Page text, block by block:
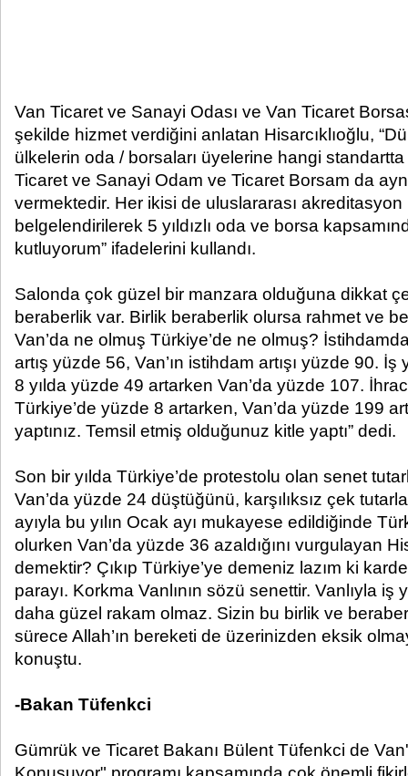
Van Ticaret ve Sanayi Odası ve Van Ticaret
şekilde hizmet verdiğini anlatan Hisarcıklıoğlu,
ülkelerin oda / borsaları üyelerine hangi
Ticaret ve Sanayi Odam ve Ticaret Borsam da
vermektedir. Her ikisi de uluslararası akreditasyon
belgelendirilerek 5 yıldızlı oda ve borsa
kutluyorum” ifadelerini kullandı.
Salonda çok güzel bir manzara olduğuna dikkat
beraberlik var. Birlik beraberlik olursa rahmet ve
Van’da ne olmuş Türkiye’de ne olmuş?
artış yüzde 56, Van’ın istihdam artışı yüzde 90. İş
8 yılda yüzde 49 artarken Van’da yüzde 107.
Türkiye’de yüzde 8 artarken, Van’da yüzde 199
yaptınız. Temsil etmiş olduğunuz kitle yaptı” dedi.
Son bir yılda Türkiye’de protestolu olan senet
Van’da yüzde 24 düştüğünü, karşılıksız çek
ayıyla bu yılın Ocak ayı mukayese edildiğinde
olurken Van’da yüzde 36 azaldığını vurgulayan
demektir? Çıkıp Türkiye’ye demeniz lazım ki
parayı. Korkma Vanlının sözü senettir. Vanlıyla iş
daha güzel rakam olmaz. Sizin bu birlik ve
sürece Allah’ın bereketi de üzerinizden eksik
konuştu.
-Bakan Tüfenkci
Gümrük ve Ticaret Bakanı Bülent Tüfenkci de